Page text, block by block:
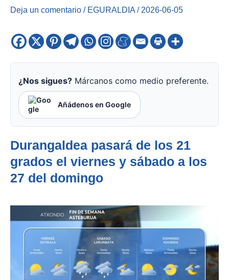
Deja un comentario / EGURALDIA / 2026-06-05
¿Nos sigues? Márcanos como medio preferente.
Añádenos en Google
Durangaldea pasará de los 21
grados el viernes y sábado a los
27 del domingo